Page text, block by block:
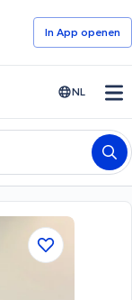
In App openen
NL